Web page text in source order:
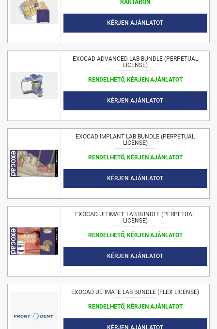
RAKTÁRON
KÉRJEN AJÁNLATOT
EXOCAD ADVANCED LAB BUNDLE (PERPETUAL
LICENSE)
RENDELHETŐ, KÉRJEN AJÁNLATOT
KÉRJEN AJÁNLATOT
EXOCAD IMPLANT LAB BUNDLE (PERPETUAL
LICENSE)
RENDELHETŐ, KÉRJEN AJÁNLATOT
KÉRJEN AJÁNLATOT
EXOCAD ULTIMATE LAB BUNDLE (PERPETUAL
LICENSE)
RENDELHETŐ, KÉRJEN AJÁNLATOT
KÉRJEN AJÁNLATOT
EXOCAD ULTIMATE LAB BUNDLE (FLEX LICENSE)
RENDELHETŐ, KÉRJEN AJÁNLATOT
KÉRJEN AJÁNLATOT